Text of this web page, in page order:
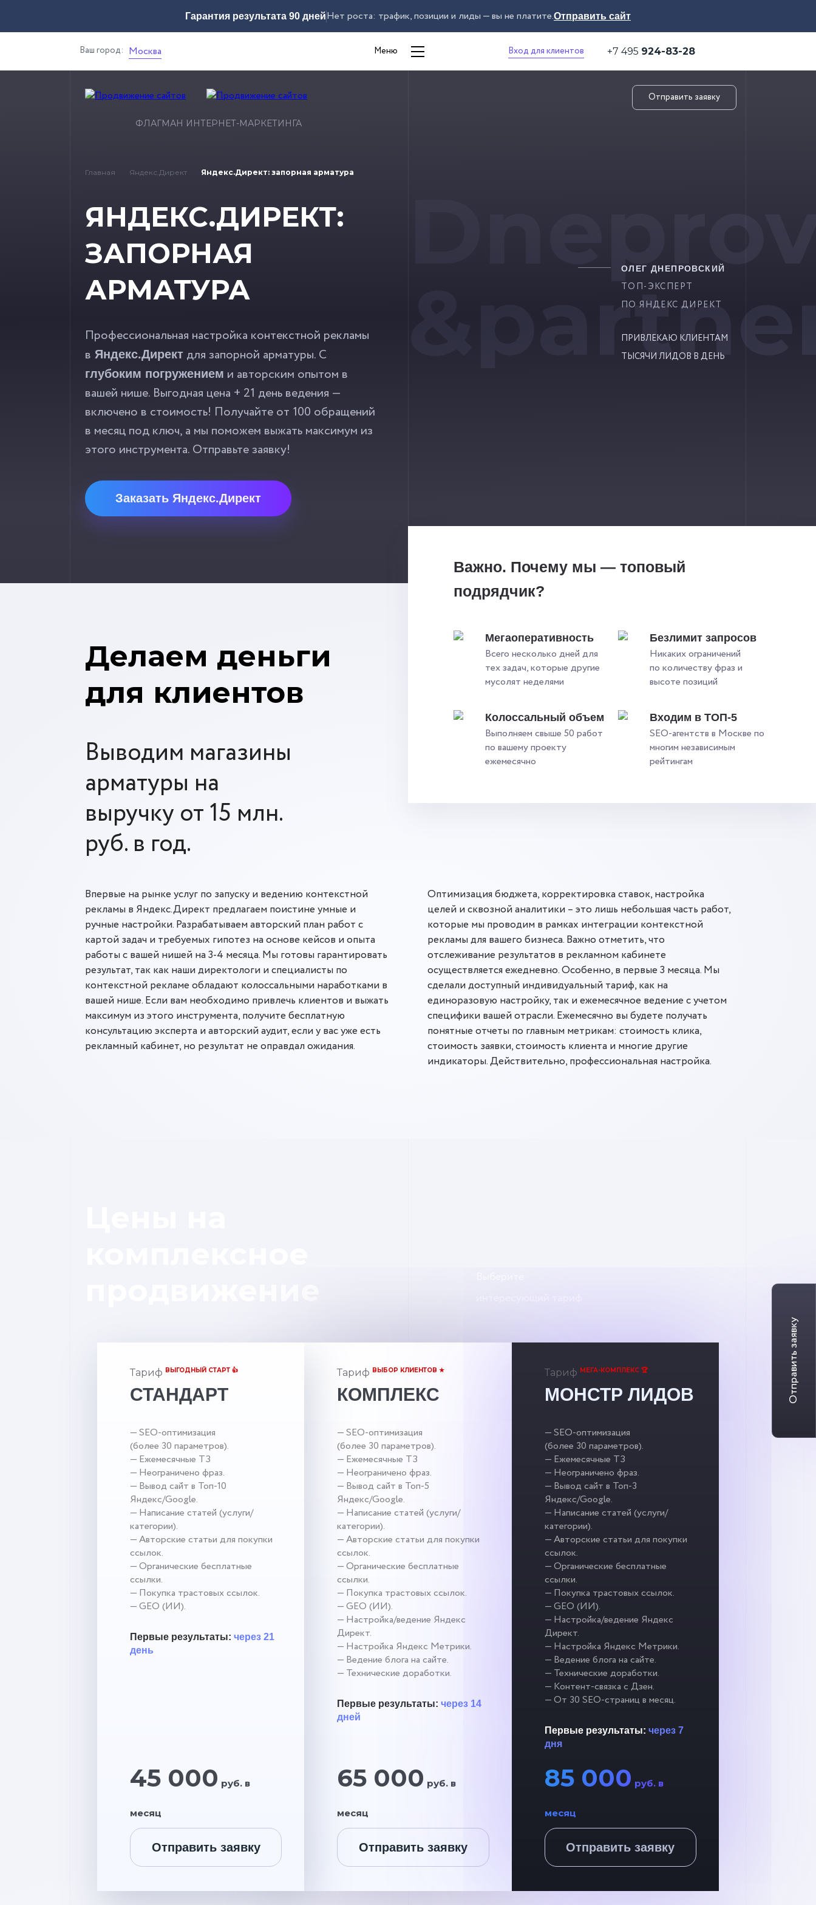
Гарантия результата 90 днейНет роста: трафик, позиции и лиды — вы не платите.Отправить сайт
Ваш город: Москва Меню Вход для клиентов +7 495 924-83-28
ФЛАГМАН ИНТЕРНЕТ-МАРКЕТИНГА
Отправить заявку
Главная Яндекс.Директ Яндекс.Директ: запорная арматура
ЯНДЕКС.ДИРЕКТ:
ЗАПОРНАЯ
АРМАТУРА
Профессиональная настройка контекстной рекламы
в Яндекс.Директ для запорной арматуры. С
глубоким погружением и авторским опытом в
вашей нише. Выгодная цена + 21 день ведения —
включено в стоимость! Получайте от 100 обращений
в месяц под ключ, а мы поможем выжать максимум из
этого инструмента. Отправьте заявку!
Заказать Яндекс.Директ
ОЛЕГ ДНЕПРОВСКИЙ
ТОП-ЭКСПЕРТ
ПО ЯНДЕКС ДИРЕКТ
ПРИВЛЕКАЮ КЛИЕНТАМ
ТЫСЯЧИ ЛИДОВ В ДЕНЬ
Делаем деньги
для клиентов
Выводим магазины
арматуры на
выручку от 15 млн.
руб. в год.
Важно. Почему мы — топовый
подрядчик?
Мегаоперативность
Всего несколько дней для
тех задач, которые другие
мусолят неделями
Безлимит запросов
Никаких ограничений
по количеству фраз и
высоте позиций
Колоссальный объем
Выполняем свыше 50 работ
по вашему проекту
ежемесячно
Входим в ТОП-5
SEO-агентств в Москве по
многим независимым
рейтингам
Впервые на рынке услуг по запуску и ведению контекстной
рекламы в Яндекс.Директ предлагаем поистине умные и
ручные настройки. Разрабатываем авторский план работ с
картой задач и требуемых гипотез на основе кейсов и опыта
работы с вашей нишей на 3-4 месяца. Мы готовы гарантировать
результат, так как наши директологи и специалисты по
контекстной рекламе обладают колоссальными наработками в
вашей нише. Если вам необходимо привлечь клиентов и выжать
максимум из этого инструмента, получите бесплатную
консультацию эксперта и авторский аудит, если у вас уже есть
рекламный кабинет, но результат не оправдал ожидания.
Оптимизация бюджета, корректировка ставок, настройка
целей и сквозной аналитики – это лишь небольшая часть работ,
которые мы проводим в рамках интеграции контекстной
рекламы для вашего бизнеса. Важно отметить, что
отслеживание результатов в рекламном кабинете
осуществляется ежедневно. Особенно, в первые 3 месяца. Мы
сделали доступный индивидуальный тариф, как на
единоразовую настройку, так и ежемесячное ведение с учетом
специфики вашей отрасли. Ежемесячно вы будете получать
понятные отчеты по главным метрикам: стоимость клика,
стоимость заявки, стоимость клиента и многие другие
индикаторы. Действительно, профессиональная настройка.
Тариф ВЫГОДНЫЙ СТАРТ 👍
СТАНДАРТ
— SEO-оптимизация
(более 30 параметров).
— Ежемесячные ТЗ
— Неограничено фраз.
— Вывод сайт в Топ-10
Яндекс/Google.
— Написание статей (услуги/
категории).
— Авторские статьи для покупки
ссылок.
— Органические бесплатные
ссылки.
— Покупка трастовых ссылок.
— GEO (ИИ).
Первые результаты: через 21
день
45 000 руб. в
месяц
Отправить заявку
Тариф ВЫБОР КЛИЕНТОВ ★
КОМПЛЕКС
— SEO-оптимизация
(более 30 параметров).
— Ежемесячные ТЗ
— Неограничено фраз.
— Вывод сайт в Топ-5
Яндекс/Google.
— Написание статей (услуги/
категории).
— Авторские статьи для покупки
ссылок.
— Органические бесплатные
ссылки.
— Покупка трастовых ссылок.
— GEO (ИИ).
— Настройка/ведение Яндекс
Директ.
— Настройка Яндекс Метрики.
— Ведение блога на сайте.
— Технические доработки.
Первые результаты:через 14
дней
65 000 руб. в
месяц
Отправить заявку
Тариф МЕГА-КОМПЛЕКС 🏆
МОНСТР ЛИДОВ
— SEO-оптимизация
(более 30 параметров).
— Ежемесячные ТЗ
— Неограничено фраз.
— Вывод сайт в Топ-3
Яндекс/Google.
— Написание статей (услуги/
категории).
— Авторские статьи для покупки
ссылок.
— Органические бесплатные
ссылки.
— Покупка трастовых ссылок.
— GEO (ИИ).
— Настройка/ведение Яндекс
Директ.
— Настройка Яндекс Метрики.
— Ведение блога на сайте.
— Технические доработки.
— Контент-связка с Дзен.
— От 30 SEO-страниц в месяц.
Первые результаты: через 7
дня
85 000 руб. в
месяц
Отправить заявку
Отправить заявку